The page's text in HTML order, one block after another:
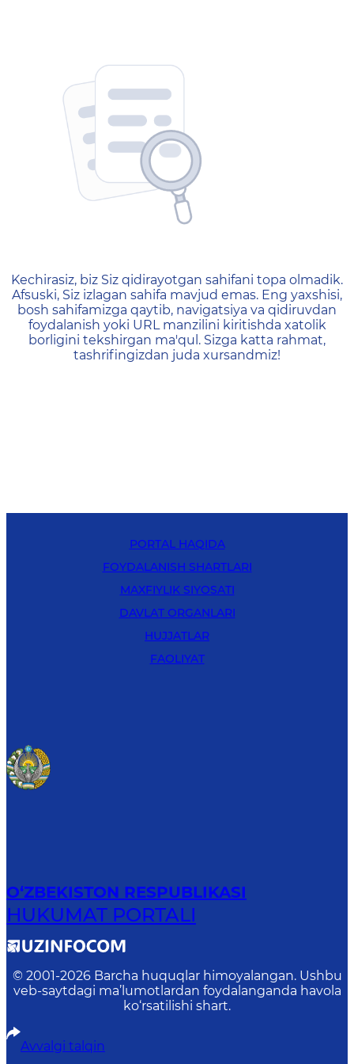
404 — Страница не
Kechirasiz, biz Siz qidirayotgan sahifani topa olmadik.
Afsuski, Siz izlagan sahifa mavjud emas. Eng yaxshisi,
bosh sahifamizga qaytib, navigatsiya va qidiruvdan
foydalanish yoki URL manzilini kiritishda xatolik
borligini tekshirgan ma'qul. Sizga katta rahmat,
tashrifingizdan juda xursandmiz!
PORTAL HAQIDA
FOYDALANISH SHARTLARI
MAXFIYLIK SIYOSATI
DAVLAT ORGANLARI
HUJJATLAR
FAOLIYAT
O‘ZBEKISTON RESPUBLIKASI
HUKUMAT PORTALI
© 2001-2026 Barcha huquqlar himoyalangan. Ushbu
veb-saytdagi ma’lumotlardan foydalanganda havola
ko‘rsatilishi shart.
Avvalgi talqin